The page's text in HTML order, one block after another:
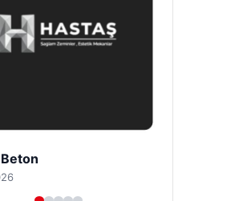
Night Club